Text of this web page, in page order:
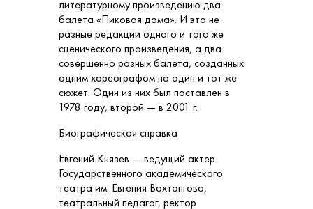
литературному произведению два
балета «Пиковая дама». И это не
разные редакции одного и того же
сценического произведения, а два
совершенно разных балета, созданных
одним хореографом на один и тот же
сюжет. Один из них был поставлен в
1978 году, второй — в 2001 г.
Биографическая справка
Евгений Князев — ведущий актер
Государственного академического
театра им. Евгения Вахтангова,
театральный педагог, ректор